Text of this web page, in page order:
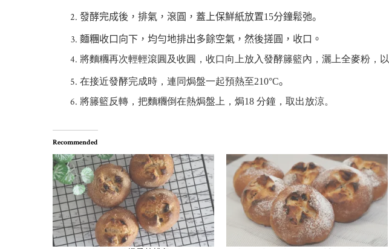
發酵完成後，排氣，滾圓， 蓋上保鮮紙放置15分鐘鬆弛。
麵糰收口向下，均勻地排出多餘空氣，然後搓圓，收口。
將麵糰再次輕輕滾圓及收圓，收口向上放入發酵籐籃內， 灑上全麥粉，以
在接近發酵完成時，連同焗盤一起預熱至210°C。
將籐籃反轉，把麵糰倒在熱焗盤上，焗18 分鐘，取出放涼。
Recommended